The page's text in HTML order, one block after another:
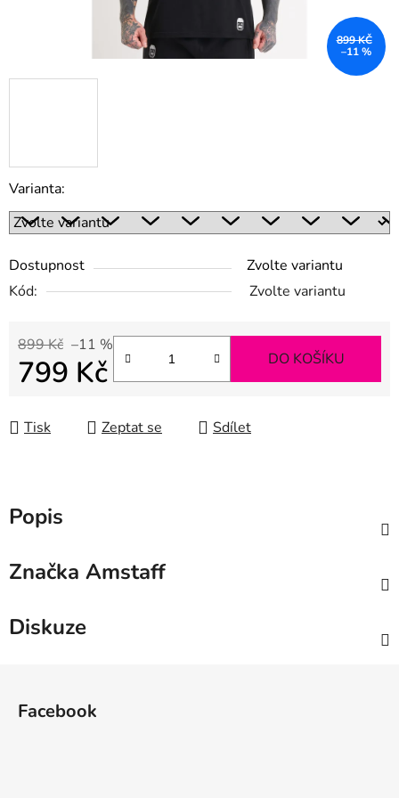
Varianta:
Dostupnost
Zvolte variantu
Kód:
Zvolte variantu
899 Kč –11 %
799 Kč DO KOŠÍKU
Tisk Zeptat se Sdílet
899 KČ
–11 %
Popis
Značka Amstaff
Diskuze
Facebook